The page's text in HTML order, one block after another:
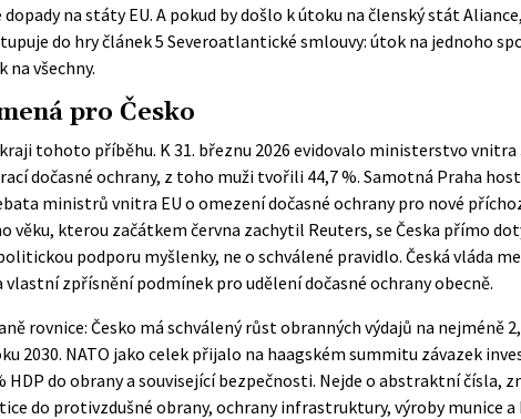
na státy EU. A pokud by došlo k útoku na členský stát
do hryčlánek 5 Severoatlantické smlouvy: útok na jednoho
na všechny.
pro Česko
tohoto příběhu. K 31. březnu 2026 evidovalo ministerstvo vnitra
dočasné ochrany, z toho muži tvořili 44,7 %. Samotná Praha
ministrů vnitra EU o omezení dočasné ochrany pro nové
věku, kterou začátkem června zachytil Reuters, se Česka přímo
podporu myšlenky, ne o schválené pravidlo. Česká vláda
vlastní zpřísnění podmínek pro udělení dočasné ochrany obecně.
rovnice: Česko má schválený růst obranných výdajů na nejméně
2030. NATO jako celek přijalo na haagském summitu závazek
HDP do obranya související bezpečnosti. Nejde o abstraktní čísla,
do protivzdušné obrany, ochrany infrastruktury, výroby munice